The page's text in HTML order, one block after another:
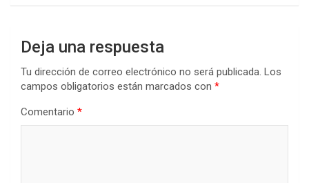
Deja una respuesta
Tu dirección de correo electrónico no será publicada. Los
campos obligatorios están marcados con *
Comentario *